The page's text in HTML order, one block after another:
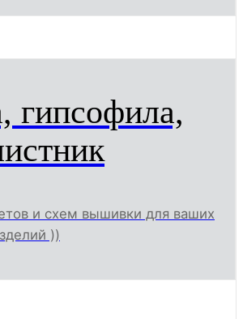
гипсофила,
и схем вышивки для ваших
))